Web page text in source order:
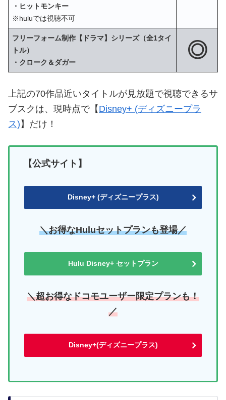
・ヒットモンキー
※huluでは視聴不可
フリーフォーム制作【ドラマ】シリーズ（全1タイ
トル）
・クローク＆ダガー
◎
上記の70作品近いタイトルが見放題で視聴できるサ
ブスクは、現時点で【 Disney+ (ディズニープラ
ス) 】だけ！
【公式サイト】
Disney+ (ディズニープラス)
＼お得なHuluセットプランも登場／
Hulu Disney+ セットプラン
＼超お得なドコモユーザー限定プランも！
／
Disney+(ディズニープラス)